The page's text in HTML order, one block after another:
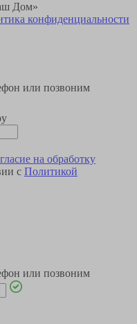
Дом»
конфиденциальности
или позвоним
на обработку
с Политикой
или позвоним